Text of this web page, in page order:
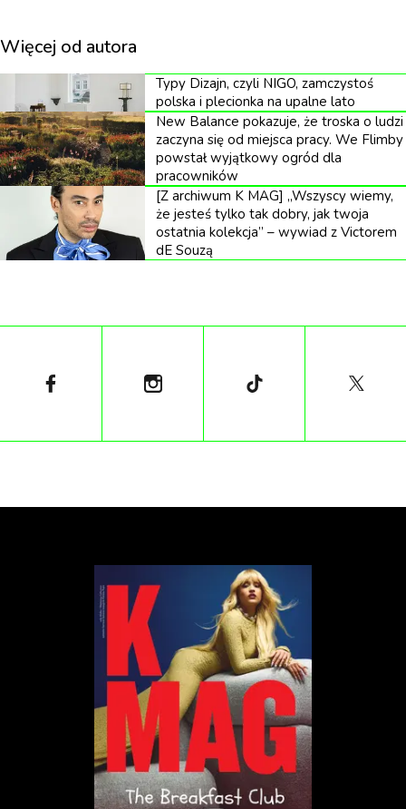
syntetycznego futra. Są ciepłe oraz idealne na zimę,
jesień. Mają lekką platformę (6 cm) oraz piankową
podeszwę zapewniającą uczucie większej miękkości,
a także dodatkową amortyzację. Buty dostępne są w
całej gamie kolorystycznej: ciemna czekolada, jasny
brąz, beż, czerń oraz panterka – pasują do
legginsów, szerokich spodni, ciepłych skarpet.
Z kolei Bambi to bardziej zabudowana alternatywa
– botki, śniegowce z wełną. Masywne, ale lekkie ze
Więcej od autora
Typy Dizajn, czyli NIGO, zamczystoś
polska i plecionka na upalne lato
New Balance pokazuje, że troska o ludzi
zaczyna się od miejsca pracy. We Flimby
powstał wyjątkowy ogród dla
pracowników
[Z archiwum K MAG] „Wszyscy wiemy,
że jesteś tylko tak dobry, jak twoja
ostatnia kolekcja” – wywiad z Victorem
dE Souzą